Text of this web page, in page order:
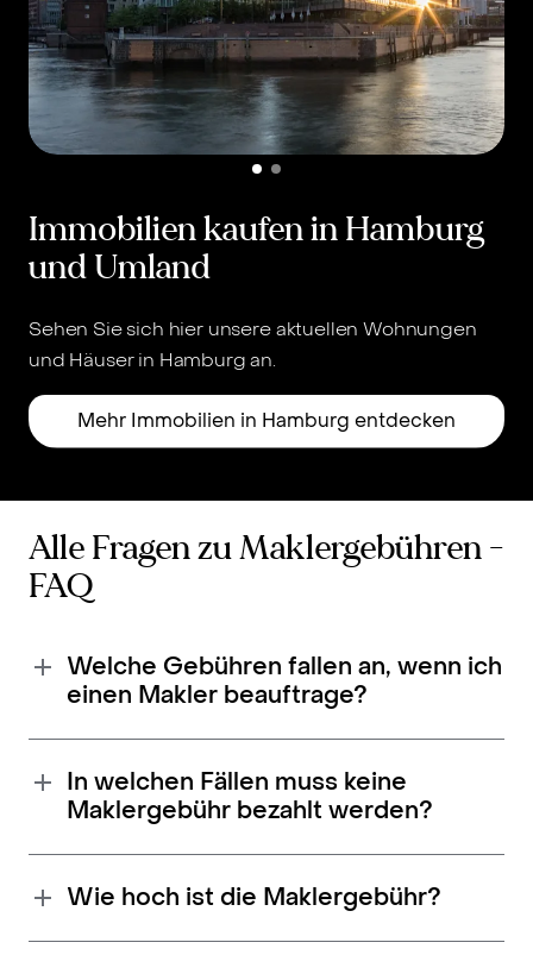
Immobilien kaufen in Hamburg
und Umland
Sehen Sie sich hier unsere aktuellen Wohnungen
und Häuser in Hamburg an.
Mehr Immobilien in Hamburg entdecken
Alle Fragen zu Maklergebühren -
FAQ
Welche Gebühren fallen an, wenn ich
einen Makler beauftrage?
In welchen Fällen muss keine
Maklergebühr bezahlt werden?
Wie hoch ist die Maklergebühr?